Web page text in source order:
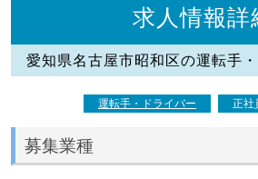
求人情報詳
愛知県名古屋市昭和区の運転手
運転手・ドライバー 正社
募集業種